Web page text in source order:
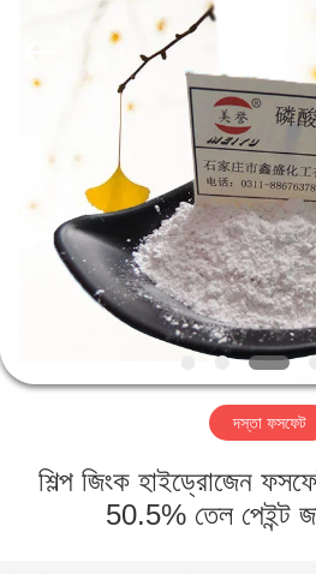
পণ্য
ভিডিও
আমাদের
সম্বন্ধে
কারখানা
Developed
দস্তা ফসফেট
শিল্প জিংক হাইড্রোজেন
50.5% তেল পেইন্ট